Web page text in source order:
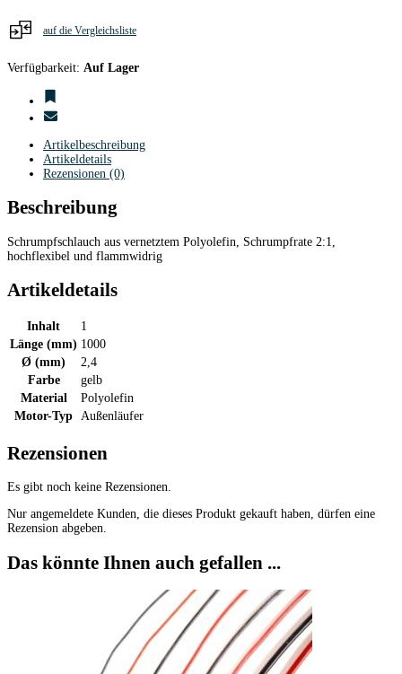
auf die Vergleichsliste
Verfügbarkeit: Auf Lager
Artikelbeschreibung
Artikeldetails
Rezensionen (0)
Beschreibung
Schrumpfschlauch aus vernetztem Polyolefin, Schrumpfrate 2:1,
hochflexibel und flammwidrig
Artikeldetails
Inhalt
1
Länge (mm) 1000
Ø (mm)
2,4
Farbe
gelb
Material
Polyolefin
Motor-Typ Außenläufer
Rezensionen
Es gibt noch keine Rezensionen.
Nur angemeldete Kunden, die dieses Produkt gekauft haben, dürfen eine
Rezension abgeben.
Das könnte Ihnen auch gefallen ...